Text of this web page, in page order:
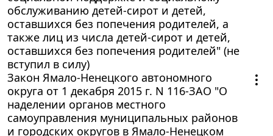
обслуживанию детей-сирот и детей,
оставшихся без попечения родителей, а
также лиц из числа детей-сирот и детей,
оставшихся без попечения родителей" (не
вступил в силу)
Закон Ямало-Ненецкого автономного
округа от 1 декабря 2015 г. N 116-ЗАО "О
наделении органов местного
самоуправления муниципальных районов
и городских округов в Ямало-Ненецком